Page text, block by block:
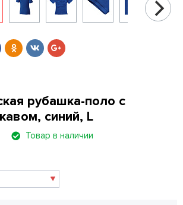
рубашка-поло с
синий, L
Товар в наличии